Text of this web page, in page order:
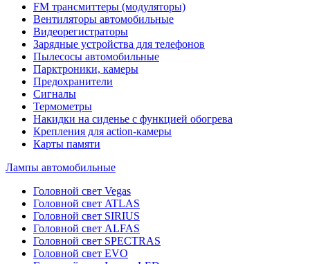
FM трансмиттеры (модуляторы)
Вентиляторы автомобильные
Видеорегистраторы
Зарядные устройства для телефонов
Пылесосы автомобильные
Парктроники, камеры
Предохранители
Сигналы
Термометры
Накидки на сиденье с функцией обогрева
Крепления для action-камеры
Карты памяти
Лампы автомобильные
Головной свет Vegas
Головной свет ATLAS
Головной свет SIRIUS
Головной свет ALFAS
Головной свет SPECTRAS
Головной свет EVO